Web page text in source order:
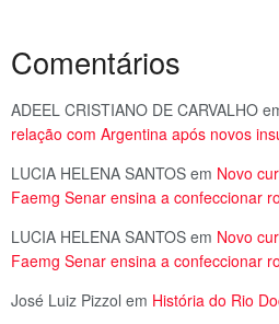
Comentários
ADEEL CRISTIANO DE CARVALHO
relação com Argentina após novos
LUCIA HELENA SANTOS em Novo
Faemg Senar ensina a confeccionar
LUCIA HELENA SANTOS em Novo
Faemg Senar ensina a confeccionar
José Luiz Pizzol em História do Rio